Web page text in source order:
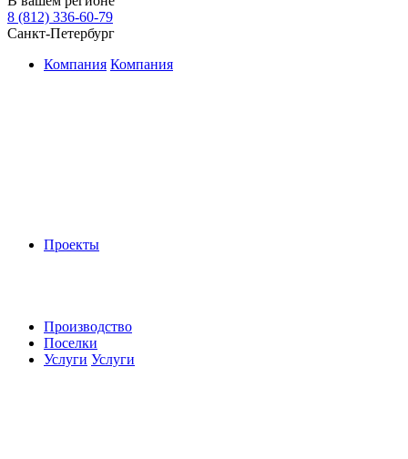
8 (812) 336-60-79
Санкт-Петербург
Компания Компания
Проекты
Производство
Поселки
Услуги Услуги